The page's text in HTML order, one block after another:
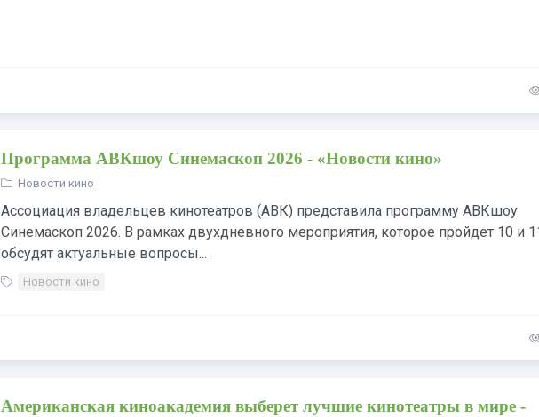
Программа АВКшоу Синемаскоп 2026 - «Новости кино»
Новости кино
Ассоциация владельцев кинотеатров (АВК) представила программу АВКшоу
Синемаскоп 2026. В рамках двухдневного мероприятия, которое пройдет 10 и
обсудят актуальные вопросы...
Новости кино
Американская киноакадемия выберет лучшие кинотеатры в мире -